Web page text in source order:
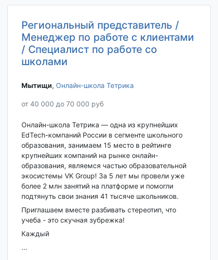
Региональный представитель /
Менеджер по работе с клиентами
/ Специалист по работе со
школами
Мытищи‎, Онлайн-школа Тетрика
от 40 000 до 70 000 руб
Онлайн-школа Тетрика — одна из крупнейших
EdTech-компаний России в сегменте школьного
образования, занимаем 15 место в рейтинге
крупнейших компаний на рынке онлайн-
образования, являемся частью образовательной
экосистемы VK Group! За 5 лет мы провели уже
более 2 млн занятий на платформе и помогли
подтянуть свои знания 41 тысяче школьников.
Приглашаем вместе разбивать стереотип, что
учеба - это скучная зубрежка!
Каждый
...